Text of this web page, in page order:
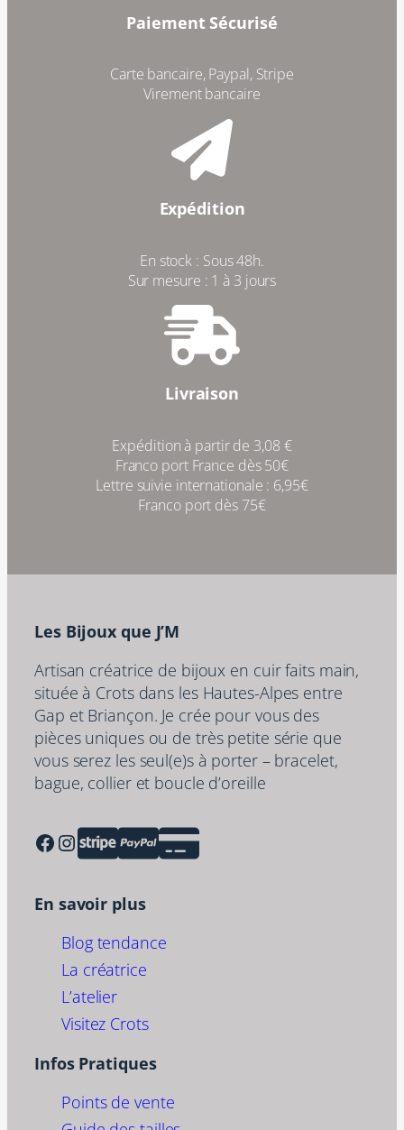
Paiement Sécurisé
Carte bancaire, Paypal, Stripe
Virement bancaire
Expédition
En stock : Sous 48h.
Sur mesure : 1 à 3 jours
Livraison
Expédition à partir de 3,08 €
Franco port France dès 50€
Lettre suivie internationale : 6,95€
Franco port dès 75€
Les Bijoux que J’M
Artisan créatrice de bijoux en cuir faits main,
située à Crots dans les Hautes-Alpes entre
Gap et Briançon. Je crée pour vous des
pièces uniques ou de très petite série que
vous serez les seul(e)s à porter – bracelet,
bague, collier et boucle d’oreille
Facebook Instagram
En savoir plus
Blog tendance
La créatrice
L’atelier
Visitez Crots
Infos Pratiques
Points de vente